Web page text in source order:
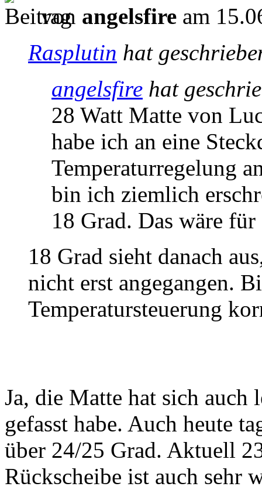
von angelsfire am
Rasplutin hat
angelsfire hat
28 Watt Matte von
habe ich an eine
Temperaturregelung
bin ich ziemlich
18 Grad. Das wäre
18 Grad sieht danach
nicht erst angegangen.
Temperatursteuerung
Ja, die Matte hat sich
gefasst habe. Auch heute
über 24/25 Grad. Aktuell
Rückscheibe ist auch sehr